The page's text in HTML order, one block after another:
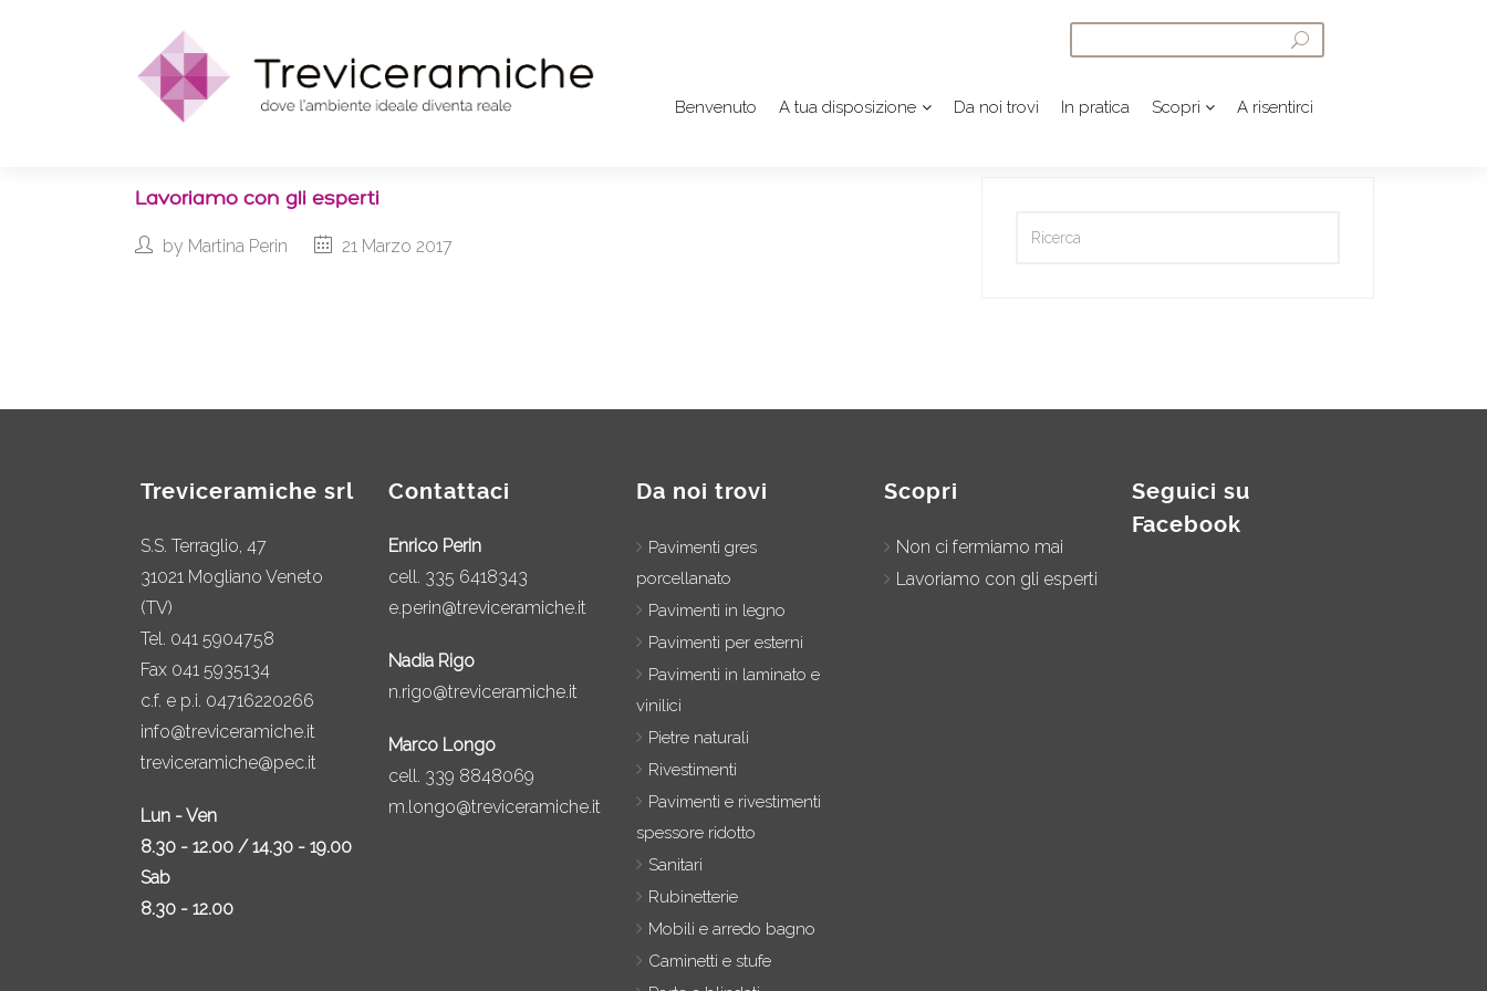
Benvenuto A tua disposizione Da noi trovi In pratica Scopri A risentirci
Lavoriamo con gli esperti
by Martina Perin 21 Marzo 2017
Treviceramiche srl
S.S. Terraglio, 47
31021 Mogliano Veneto
(TV)
Tel. 041 5904758
Fax 041 5935134
c.f. e p.i. 04716220266
info@treviceramiche.it
treviceramiche@pec.it
Lun - Ven
8.30 - 12.00 / 14.30 - 19.00
Sab
8.30 - 12.00
Contattaci
Enrico Perin
cell. 335 6418343
e.perin@treviceramiche.it
Nadia Rigo
n.rigo@treviceramiche.it
Marco Longo
cell. 339 8848069
m.longo@treviceramiche.it
Da noi trovi
Pavimenti gres
porcellanato
Pavimenti in legno
Pavimenti per esterni
Pavimenti in laminato e
vinilici
Pietre naturali
Rivestimenti
Pavimenti e rivestimenti
spessore ridotto
Sanitari
Rubinetterie
Mobili e arredo bagno
Caminetti e stufe
Scopri
Non ci fermiamo mai
Lavoriamo con gli esperti
Seguici su
Facebook